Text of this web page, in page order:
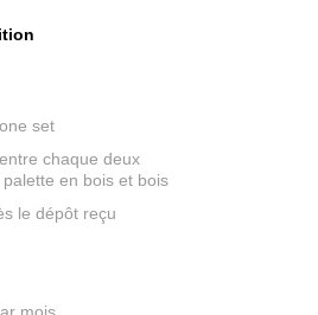
set
chaque deux
en bois et bois
le dépôt reçu